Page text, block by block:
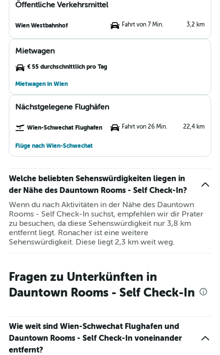
Öffentliche Verkehrsmittel
Wien Westbahnhof Fahrt von 7 Min. 3,2 km
Mietwagen
€ 55 durchschnittlich pro Tag
Mietwagen in Wien
Nächstgelegene Flughäfen
Wien-Schwechat Flughafen Fahrt von 26 Min. 22,4 km
Flüge nach Wien-Schwechat
Welche beliebten Sehenswürdigkeiten liegen in
der Nähe des Dauntown Rooms - Self Check-In?
Wenn du nach Aktivitäten in der Nähe des Dauntown
Rooms - Self Check-In suchst, empfehlen wir dir Prater
zu besuchen, da diese Sehenswürdigkeit nur 3,8 km
entfernt liegt. Ronacher ist eine weitere
Sehenswürdigkeit. Diese liegt 2,3 km weit weg.
Fragen zu Unterkünften in
Dauntown Rooms - Self Check-In
Wie weit sind Wien-Schwechat Flughafen und
Dauntown Rooms - Self Check-In voneinander
entfernt?